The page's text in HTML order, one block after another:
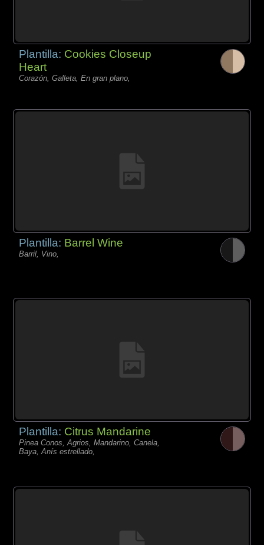
Plantilla: Cookies Closeup
Heart
Corazón, Galleta, En gran plano,
Plantilla: Barrel Wine
Barril, Vino,
Plantilla: Citrus Mandarine
Pinea Conos, Agrios, Mandarino, Canela,
Baya, Anís estrellado,